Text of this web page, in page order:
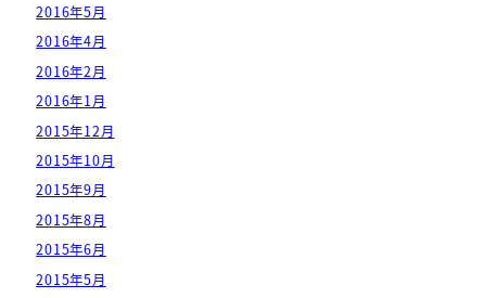
2016年5月
2016年4月
2016年2月
2016年1月
2015年12月
2015年10月
2015年9月
2015年8月
2015年6月
2015年5月